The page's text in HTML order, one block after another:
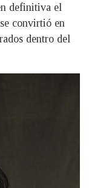
definitiva el
convirtió en
dentro del